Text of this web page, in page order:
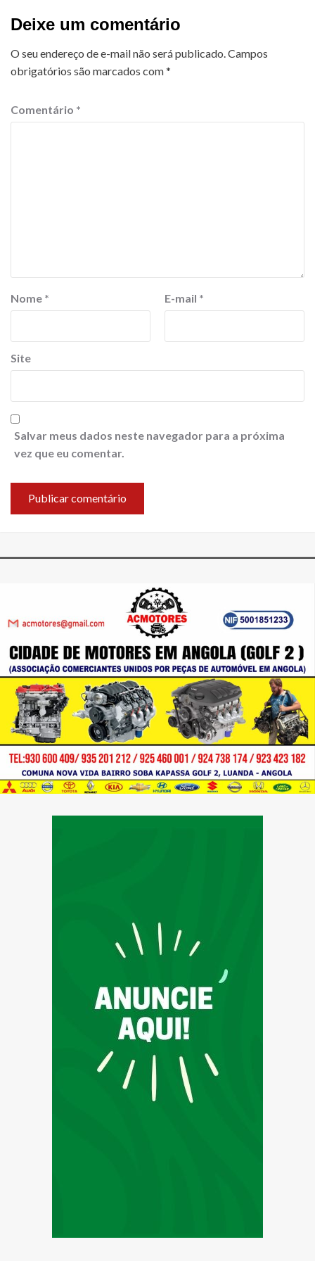
Deixe um comentário
O seu endereço de e-mail não será publicado.Campos
obrigatórios são marcados com*
Comentário *
Nome * E-mail *
Site
Salvar meus dados neste navegador para a próxima
vez que eu comentar.